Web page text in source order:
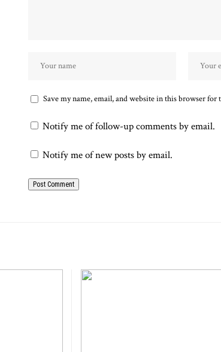
Save my name, email, and website in this browser
Notify me of follow-up comments by email.
Notify me of new posts by email.